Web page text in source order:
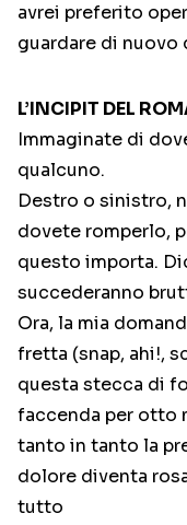
avrei preferito
guardare di
L’INCIPIT DEL
Immaginate di
qualcuno.
Destro o sinistro,
dovete romperlo,
questo importa.
succederanno
Ora, la mia
fretta (snap, ahi!,
questa stecca di
faccenda per otto
tanto in tanto la
dolore diventa
tutto